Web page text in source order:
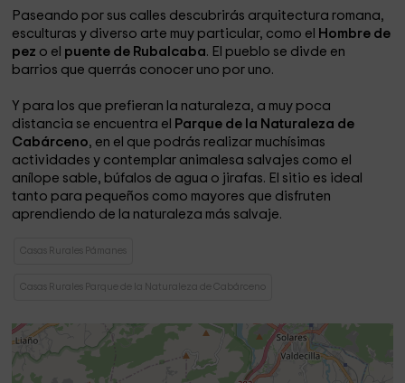
Paseando por sus calles descubrirás arquitectura romana,
esculturas y diverso arte muy particular, como el
Hombre de
pez o el puente de Rubalcaba. El pueblo se divde en
barrios que querrás conocer uno por uno.
Y para los que prefieran la naturaleza, a muy poca
distancia se encuentra el
Parque de la Naturaleza de
Cabárceno, en el que podrás realizar muchísimas
actividades y contemplar animalesa salvajes como el
anílope sable, búfalos de agua o jirafas. El sitio es ideal
tanto para pequeños como mayores que disfruten
aprendiendo de la naturaleza más salvaje.
Casas Rurales Pámanes
Casas Rurales Parque de la Naturaleza de Cabárceno